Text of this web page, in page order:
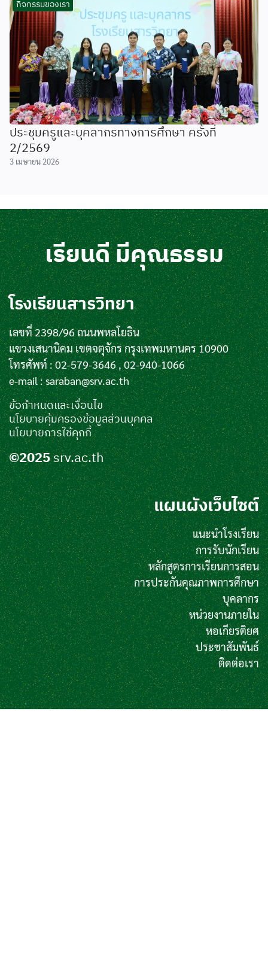
กิจกรรมของเรา
ประชุมครูและบุคลากรทางการศึกษา ครั้งที่
2/2569
3 เมษายน 2026
เรียนดี มีคุณธรรม
โรงเรียนสารวิทยา
เลขที่ 2398/96 ถนนพหลโยธิน
แขวงเสนานิคม เขตจตุจักร กรุงเทพมหานคร 10900
โทรศัพท์ : 02-579-3646 , 02-940-1066
e-mail :saraban@srv.ac.th
ข้อกำหนดและเงื่อนไข
นโยบายคุ้มครองข้อมูลส่วนบุคคล
นโยบายการใช้คุกกี้
©2025srv.ac.th
แผนผังเว็บไซต์
แนะนำโรงเรียน
การรับนักเรียน
หลักสูตรการเรียนการสอน
การประกันคุณภาพการศึกษา
บุคลากร
หน่วยงานภายใน
หอเกียรติยศ
ประชาสัมพันธ์
ติดต่อเรา